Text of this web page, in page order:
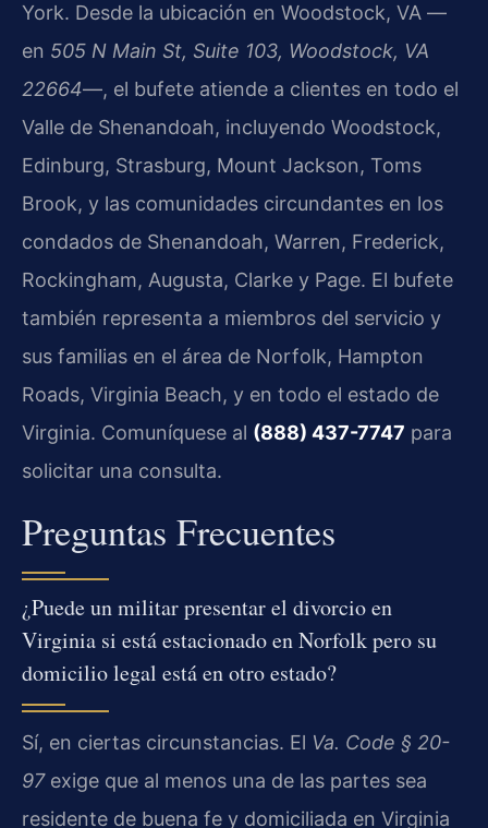
York. Desde la ubicación en Woodstock, VA —
en 505 N Main St, Suite 103, Woodstock, VA
22664—, el bufete atiende a clientes en todo el
Valle de Shenandoah, incluyendo Woodstock,
Edinburg, Strasburg, Mount Jackson, Toms
Brook, y las comunidades circundantes en los
condados de Shenandoah, Warren, Frederick,
Rockingham, Augusta, Clarke y Page. El bufete
también representa a miembros del servicio y
sus familias en el área de Norfolk, Hampton
Roads, Virginia Beach, y en todo el estado de
Virginia. Comuníquese al (888) 437-7747 para
solicitar una consulta.
Preguntas Frecuentes
¿Puede un militar presentar el divorcio en
Virginia si está estacionado en Norfolk pero su
domicilio legal está en otro estado?
Sí, en ciertas circunstancias. El Va. Code § 20-
97exige que al menos una de las partes sea
residente de buena fe y domiciliada en Virginia